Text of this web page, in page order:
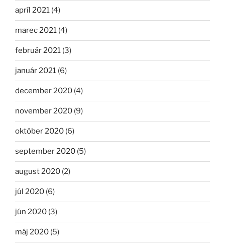
apríl 2021 (4)
marec 2021 (4)
február 2021 (3)
január 2021 (6)
december 2020 (4)
november 2020 (9)
október 2020 (6)
september 2020 (5)
august 2020 (2)
júl 2020 (6)
jún 2020 (3)
máj 2020 (5)